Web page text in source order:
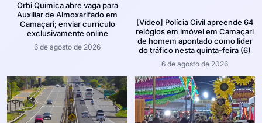
Orbi Química abre vaga para
Auxiliar de Almoxarifado em
Camaçari; enviar currículo
exclusivamente online
6 de agosto de 2026
[Vídeo] Polícia Civil apreende 64
relógios em imóvel em Camaçari
de homem apontado como líder
do tráfico nesta quinta-feira (6)
6 de agosto de 2026